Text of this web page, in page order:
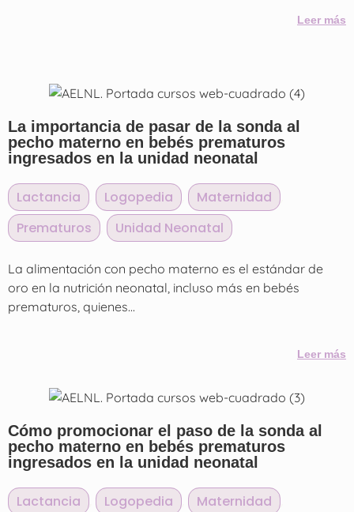
Leer más
La importancia de pasar de la sonda al
pecho materno en bebés prematuros
ingresados en la unidad neonatal
Lactancia Logopedia Maternidad
Prematuros
Unidad Neonatal
La alimentación con pecho materno es el estándar de
oro en la nutrición neonatal, incluso más en bebés
prematuros, quienes...
Leer más
Cómo promocionar el paso de la sonda al
pecho materno en bebés prematuros
ingresados en la unidad neonatal
Lactancia Logopedia Maternidad